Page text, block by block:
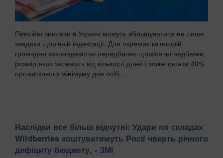
Пенсійні виплати в Україні можуть збільшуватися не лише
завдяки щорічній індексації. Для окремих категорій
громадян законодавство передбачає щомісячні надбавки,
розмір яких залежить від кількості дітей і може сягати 40%
прожиткового мінімуму для осіб, ...
Наслідки все більш відчутні: Удари по складах
Wildberries коштуватимуть Росії чверть річного
дефіциту бюджету, - ЗМІ